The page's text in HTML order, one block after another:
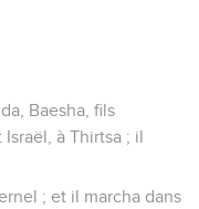
Baesha, fils
à Thirtsa ; il
; et il marcha dans